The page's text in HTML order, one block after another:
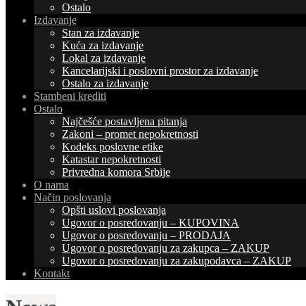
Ostalo
Izdavanje
Stan za izdavanje
Kuća za izdavanje
Lokal za izdavanje
Kancelarijski i poslovni prostor za izdavanje
Ostalo za izdavanje
Stambeni krediti
Ostalo
Najčešće postavljena pitanja
Zakoni – promet nepokretnosti
Kodeks poslovne etike
Katastar nepokretnosti
Privredna komora Srbije
O nama
Način poslovanja
Opšti uslovi poslovanja
Ugovor o posredovanju – KUPOVINA
Ugovor o posredovanju – PRODAJA
Ugovor o posredovanju za zakupca – ZAKUP
Ugovor o posredovanju za zakupodavca – ZAKUP
Kontakt